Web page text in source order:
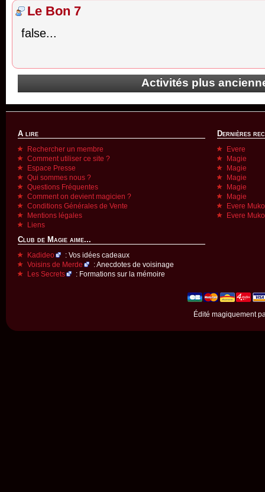
Le Bon 7
false...
Activités plus
A lire
Rechercher un membre
Comment utiliser ce site ?
Espace Presse
Qui sommes nous ?
Questions Fréquentes
Comment on devient magicien ?
Conditions Générales de Vente
Mentions légales
Liens
Club de Magie aime...
Kadideo
: Vos idées cadeaux
Voisins de Merde
: Anecdotes de voisinage
Les Secrets
: Formations sur la mémoire
Dernières
Evere
Magie
Magie
Magie
Magie
Magie
Evere
Evere
Édité magiquement